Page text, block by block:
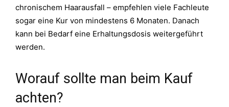
chronischem Haarausfall – empfehlen viele Fachleute
sogar eine Kur von mindestens 6 Monaten. Danach
kann bei Bedarf eine Erhaltungsdosis weitergeführt
werden.
Worauf sollte man beim Kauf
achten?